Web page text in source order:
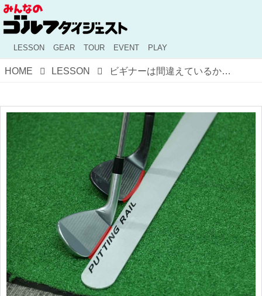
LESSON GEAR TOUR EVENT PLAY
HOME LESSON ビギナーは間違えているかも！ アイアン・ウェッジを目標に真っすぐ構えるための「基準」とは？